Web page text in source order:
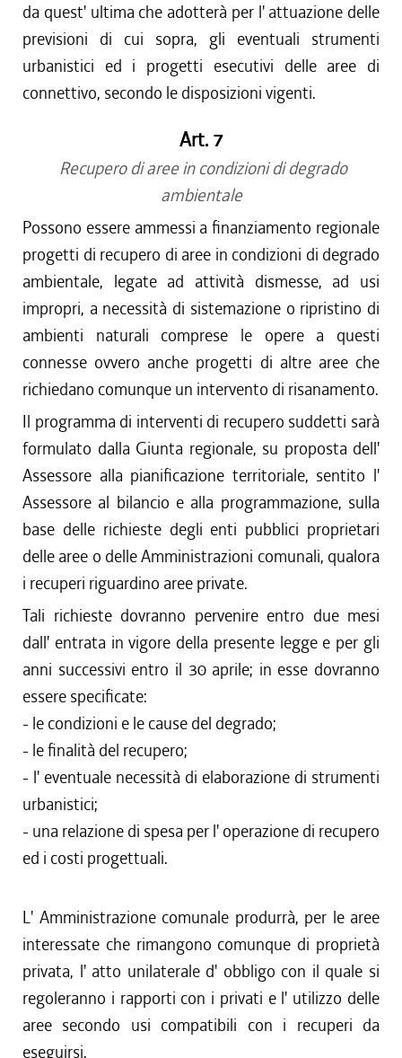
da quest' ultima che adotterà per l' attuazione delle
previsioni di cui sopra, gli eventuali strumenti
urbanistici ed i progetti esecutivi delle aree di
connettivo, secondo le disposizioni vigenti.
Art. 7
Recupero di aree in condizioni di degrado
ambientale
Possono essere ammessi a finanziamento regionale
progetti di recupero di aree in condizioni di degrado
ambientale, legate ad attività dismesse, ad usi
impropri, a necessità di sistemazione o ripristino di
ambienti naturali comprese le opere a questi
connesse ovvero anche progetti di altre aree che
richiedano comunque un intervento di risanamento.
Il programma di interventi di recupero suddetti sarà
formulato dalla Giunta regionale, su proposta dell'
Assessore alla pianificazione territoriale, sentito l'
Assessore al bilancio e alla programmazione, sulla
base delle richieste degli enti pubblici proprietari
delle aree o delle Amministrazioni comunali, qualora
i recuperi riguardino aree private.
Tali richieste dovranno pervenire entro due mesi
dall' entrata in vigore della presente legge e per gli
anni successivi entro il 30 aprile; in esse dovranno
essere specificate:
- le condizioni e le cause del degrado;
- le finalità del recupero;
- l' eventuale necessità di elaborazione di strumenti
urbanistici;
- una relazione di spesa per l' operazione di recupero
ed i costi progettuali.
L' Amministrazione comunale produrrà, per le aree
interessate che rimangono comunque di proprietà
privata, l' atto unilaterale d' obbligo con il quale si
regoleranno i rapporti con i privati e l' utilizzo delle
aree secondo usi compatibili con i recuperi da
eseguirsi.